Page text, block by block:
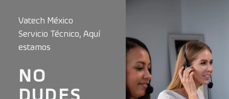
Vatech México
Servicio Técnico, Aquí
estamos
NO
DUDES